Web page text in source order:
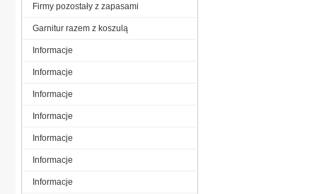
Firmy pozostały z zapasami
Garnitur razem z koszulą
Informacje
Informacje
Informacje
Informacje
Informacje
Informacje
Informacje